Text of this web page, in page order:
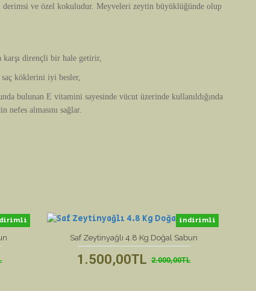
derimsi ve özel kokuludur. Meyveleri zeytin büyüklüğünde olup
karşı dirençli bir hale getirir,
köklerini iyi besler,
bulunan E vitamini sayesinde vücut üzerinde kullanıldığında
nefes almasını sağlar.
ürün
indirimli
Saf Zeytinyağlı 4.8 Kg Doğal Sabun
1.500,00TL 2.000,00TL